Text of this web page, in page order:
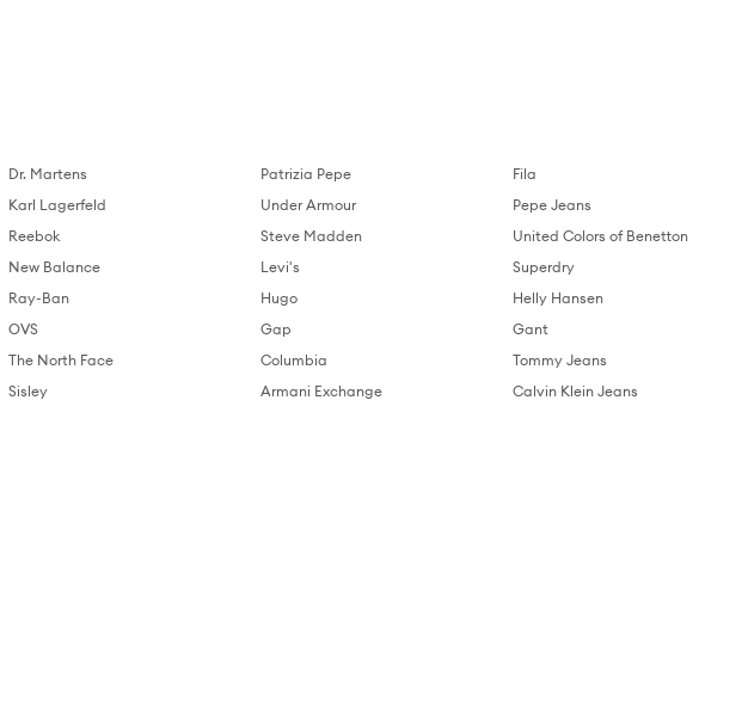
Dr. Martens
Karl Lagerfeld
Reebok
New Balance
Ray-Ban
OVS
The North Face
Sisley
Patrizia Pepe
Under Armour
Steve Madden
Levi's
Hugo
Gap
Columbia
Armani Exchange
Fila
Pepe Jeans
United Colors of Benetton
Superdry
Helly Hansen
Gant
Tommy Jeans
Calvin Klein Jeans